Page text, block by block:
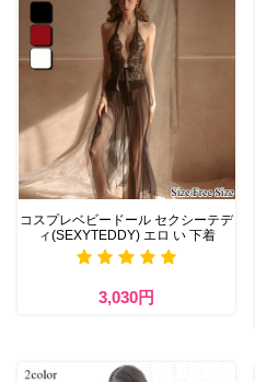
コスプレベビードール セクシーテデ
ィ(SEXYTEDDY) エロ い 下着
3,030円